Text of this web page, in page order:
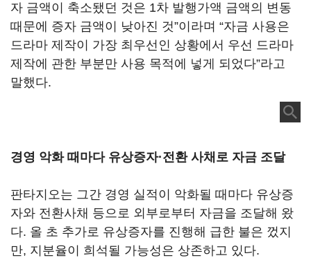
자 금액이 축소됐던 것은 1차 발행가액 금액의 변동
때문에 증자 금액이 낮아진 것”이라며 “자금 사용은
드라마 제작이 가장 최우선인 상황에서 우선 드라마
제작에 관한 부분만 사용 목적에 넣게 되었다”라고
말했다.
경영 악화 때마다 유상증자·전환 사채로 자금 조달
판타지오는 그간 경영 실적이 악화될 때마다 유상증
자와 전환사채 등으로 외부로부터 자금을 조달해 왔
다. 올 초 추가로 유상증자를 진행해 급한 불은 껐지
만, 지분율이 희석될 가능성은 상존하고 있다.